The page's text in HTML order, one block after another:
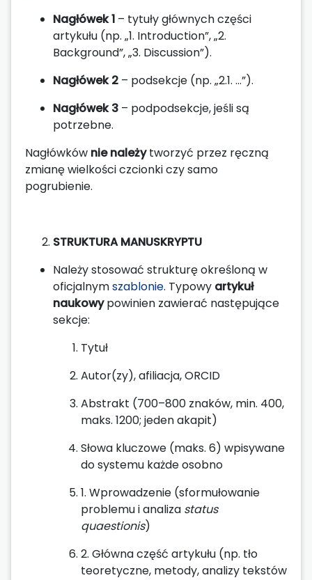
Nagłówek 1 – tytuły głównych części
artykułu (np. „1. Introduction”, „2.
Background”, „3. Discussion”).
Nagłówek 2 – podsekcje (np. „2.1. …”).
Nagłówek 3 – podpodsekcje, jeśli są
potrzebne.
Nagłówków nie należytworzyć przez ręczną
zmianę wielkości czcionki czy samo
pogrubienie.
STRUKTURA MANUSKRYPTU
Należy stosować strukturę określoną w
oficjalnymszablonie. Typowy artykuł
naukowypowinien zawierać następujące
sekcje:
Tytuł
Autor(zy), afiliacja, ORCID
Abstrakt (700–800 znaków, min. 400,
maks. 1200; jeden akapit)
Słowa kluczowe (maks. 6) wpisywane
do systemu każde osobno
1. Wprowadzenie (sformułowanie
problemu i analiza status
quaestionis)
2. Główna część artykułu (np. tło
teoretyczne, metody, analizy tekstów